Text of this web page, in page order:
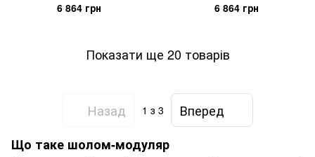
6 864 грн 6 864 грн
Показати ще 20 товарів
Назад 1 з 3
Вперед
Що таке шолом-модуляр